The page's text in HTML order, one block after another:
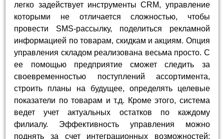
легко задействует инструменты CRM, управление
которыми не отличается сложностью, чтобы
провести SMS-рассылку, поделиться рекламной
информацией по товарам, скидкам и акциям. Опция
управления складом реализована весьма просто. С
ее помощью предприятие сможет следить за
своевременностью поступлений ассортимента,
строить планы на будущее, определять целевые
показатели по товарам и т.д. Кроме этого, система
ведет учет актуальных остатков по каждому
филиалу. Эффективность управления можно
поднять за счет интеграционных возможностей: